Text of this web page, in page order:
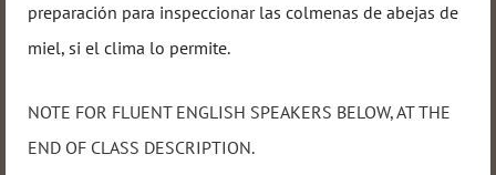
preparación para inspeccionar las colmenas de abejas de
miel, si el clima lo permite.
NOTE FOR FLUENT ENGLISH SPEAKERS BELOW, AT THE
END OF CLASS DESCRIPTION.